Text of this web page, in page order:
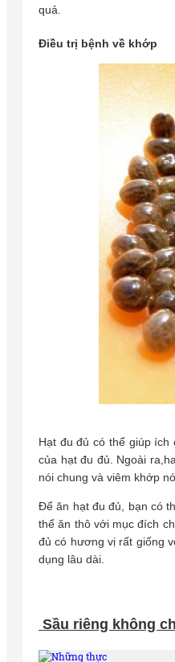
quả.
Điều trị bệnh về khớp
Hạt đu đủ có thể giúp
của hạt đu đủ. Ngoài
nói chung và viêm khớp
Để ăn hạt đu đủ, bạn có
thể ăn thô với mục đích
đủ có hương vị rất giống
dụng lâu dài.
Sầu riêng không